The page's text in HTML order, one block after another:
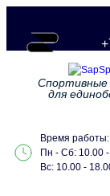
для
Время работы:
Пн - Сб: 10.00
Вс: 10.00 -